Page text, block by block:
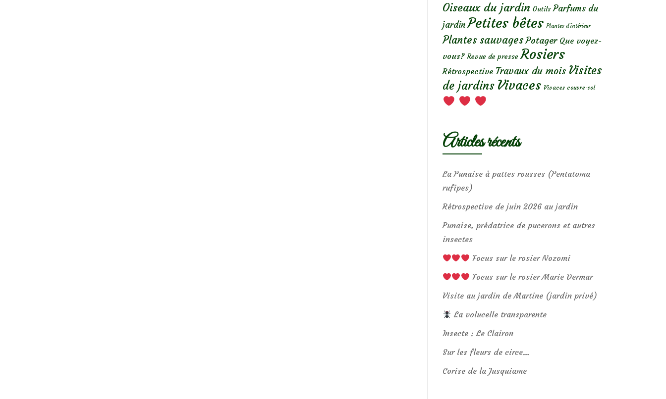
Oiseaux du jardin Outils Parfums du
jardin Petites bêtes Plantes d’intérieur
Plantes sauvages Potager Que voyez-
vous? Revue de presse Rosiers
Rétrospective Travaux du mois Visites
de jardins Vivaces Vivaces couvre-sol
Articles récents
La Punaise à pattes rousses (Pentatoma
rufipes)
Rétrospective de juin 2026 au jardin
Punaise, prédatrice de pucerons et autres
insectes
Focus sur le rosier Nozomi
Focus sur le rosier Marie Dermar
Visite au jardin de Martine (jardin privé)
La volucelle transparente
Insecte : Le Clairon
Sur les fleurs de circe…
Corise de la Jusquiame